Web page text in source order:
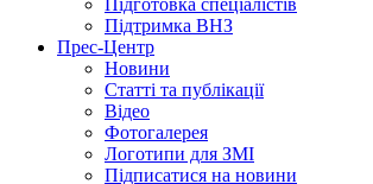
Підготовка спеціалістів
Підтримка ВНЗ
Прес-Центр
Новини
Статті та публікації
Відео
Фотогалерея
Логотипи для ЗМІ
Підписатися на новини